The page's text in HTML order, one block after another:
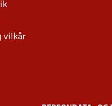
vilkår